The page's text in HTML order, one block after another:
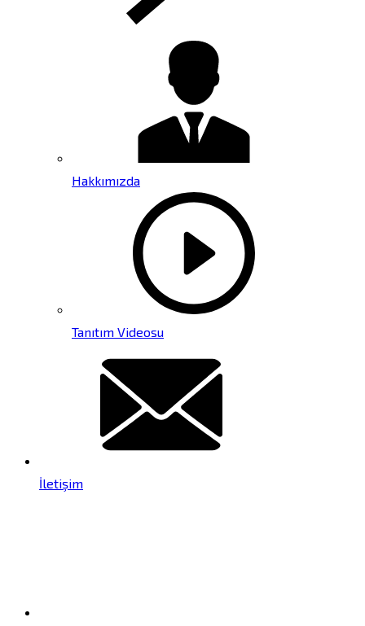
Hakkımızda
Tanıtım Videosu
İletişim